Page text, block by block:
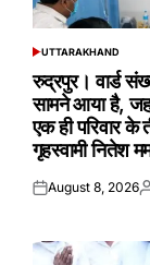
POSTED
UTTARAKHAND
रुद्रपुर। वार्ड
सामने आया है,
एक ही परिवार
गृहस्वामी नितेश
Posted
August 8, 2026